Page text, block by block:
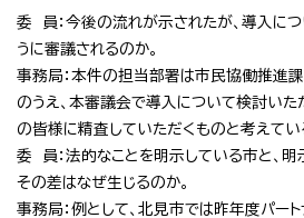
委 員：今後の流れが示されたが、導入に
うに審議されるのか。
事務局：本件の担当部署は市民協働推進
のうえ、本審議会で導入について検討いた
の皆様に精査していただくものと考えてい
委 員：法的なことを明示している市と、明
その差はなぜ生じるのか。
事務局：例として、北見市では昨年度パー